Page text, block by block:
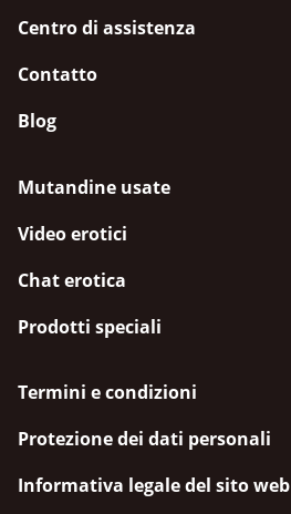
Centro di assistenza
Contatto
Blog
Mutandine usate
Video erotici
Chat erotica
Prodotti speciali
Termini e condizioni
Protezione dei dati personali
Informativa legale del sito web